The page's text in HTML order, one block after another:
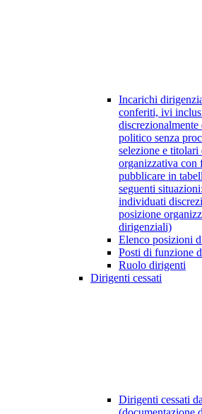
Incarichi
conferiti, ivi
politico senza
selezione e
organizzativa con
pubblicare in
seguenti
individuati
posizione
dirigenziali)
Elenco posizioni
Posti di funzione
Ruolo dirigenti
Dirigenti cessati
Dirigenti cessati